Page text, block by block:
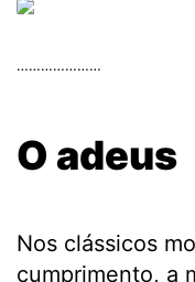
…………………
O adeus
Nos clássicos
cumprimento, a